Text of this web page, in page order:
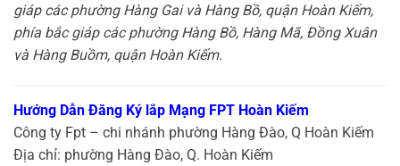
giáp các phường Hàng Gai và Hàng Bồ, quận Hoàn Kiếm,
phía bắc giáp các phường Hàng Bồ, Hàng Mã, Đồng Xuân
và Hàng Buồm, quận Hoàn Kiếm.
Hướng Dẫn Đăng Ký lắp Mạng FPT Hoàn Kiếm
Công ty Fpt – chi nhánh phường Hàng Đào, Q Hoàn Kiếm
Địa chỉ: phường Hàng Đào, Q. Hoàn Kiếm